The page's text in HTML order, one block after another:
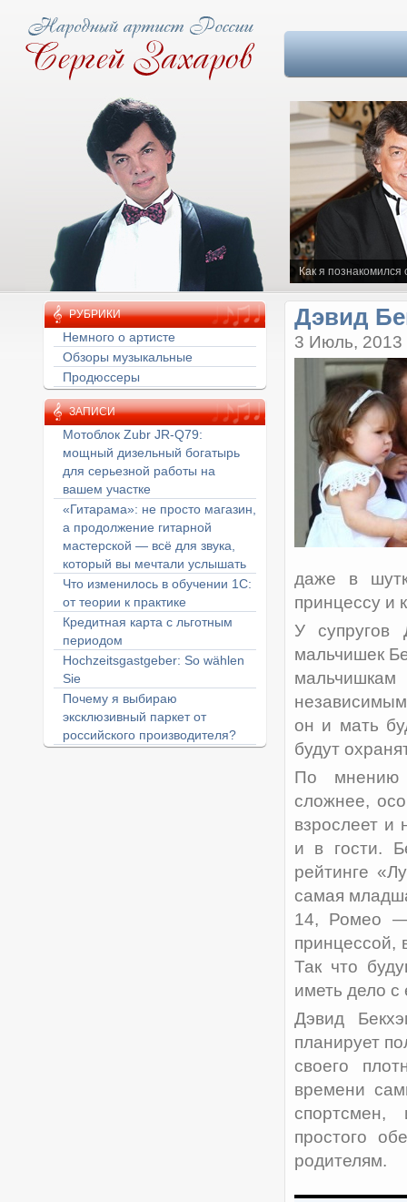
Как я
РУБРИКИ
Немного о артисте
Обзоры музыкальные
Продюссеры
ЗАПИСИ
Мотоблок Zubr JR-Q79:
мощный дизельный богатырь
для серьезной работы на
вашем участке
«Гитарама»: не просто магазин,
а продолжение гитарной
мастерской — всё для звука,
который вы мечтали услышать
Что изменилось в обучении 1С:
от теории к практике
Кредитная карта с льготным
периодом
Hochzeitsgastgeber: So wählen
Sie
Почему я выбираю
эксклюзивный паркет от
российского производителя?
Дэвид
3 Июль, 2013
даже в
принцессу и
У супругов
мальчишек
он и мать
будут
По мнению
сложнее,
взрослеет и
и в гости.
рейтинге
самая
14, Ромео
принцессой,
Так что
иметь дело
Дэвид
планирует
своего
времени
спортсмен,
простого
родителям.